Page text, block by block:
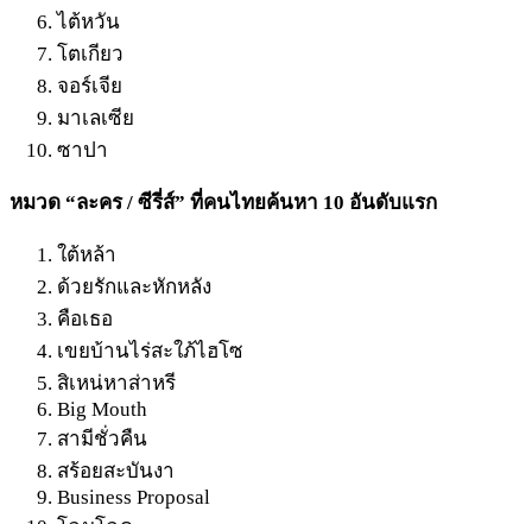
ไต้หวัน
โตเกียว
จอร์เจีย
มาเลเซีย
ซาปา
หมวด “ละคร / ซีรี่ส์” ที่คนไทยค้นหา 10 อันดับแรก
ใต้หล้า
ด้วยรักและหักหลัง
คือเธอ
เขยบ้านไร่สะใภ้ไฮโซ
สิเหน่หาส่าหรี
Big Mouth
สามีชั่วคืน
สร้อยสะบันงา
Business Proposal